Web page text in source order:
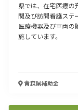
県では、在宅医療の
関及び訪問看護ステ
医療機器及び車両の
施しています。
青森県補助金